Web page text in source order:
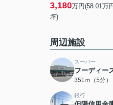
3,180万円(58.01万
坪)
周辺施設
スーパー
フーディー
351ｍ（5分）
銀行